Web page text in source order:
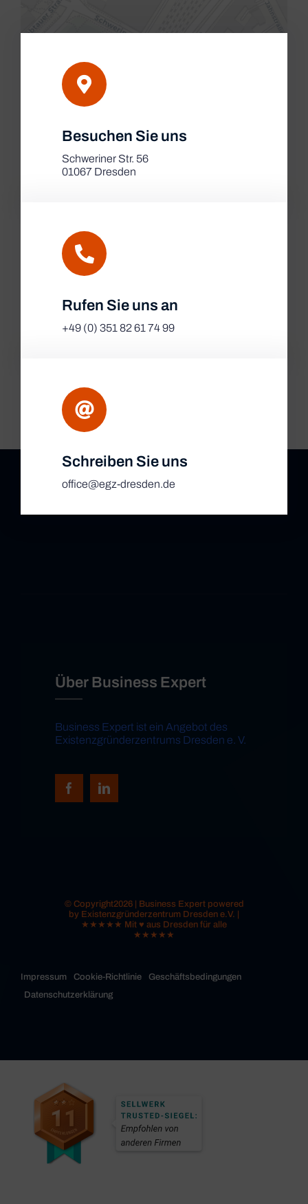
|Map tiles byCARTO, underCC BY 3.0
OpenStreetMap, under ODbL.
Besuchen Sie uns
Schweriner Str. 56
01067 Dresden
Rufen Sie uns an
+49 (0) 351 82 61 74 99
Schreiben Sie uns
office@egz-dresden.de
Über Business Expert
Business Expert ist ein Angebot des
Existenzgründerzentrums Dresden e. V.
© Copyright2026 | Business Expert powered
by Existenzgründerzentrum Dresden e.V. |
★★★★★ Mit ♥ aus Dresden für alle
★★★★★
Impressum Cookie-Richtlinie
Geschäftsbedingungen
Datenschutzerklärung